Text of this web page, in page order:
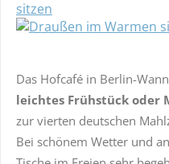
Das Hofcafé in Berlin-
leichtes Frühstück oder
zur vierten deutschen
Bei schönem Wetter und